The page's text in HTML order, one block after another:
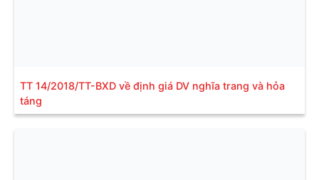
TT 14/2018/TT-BXD về định giá DV nghĩa trang và hỏa
táng